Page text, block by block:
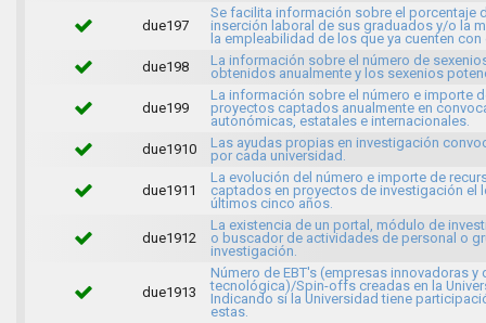
due197
Se facilita información sobre el porcentaje
inserción laboral de sus graduados y/o la
la empleabilidad de los que ya cuenten con
due198
La información sobre el número de
obtenidos anualmente y los sexenios
due199
La información sobre el número e importe
proyectos captados anualmente en
autonómicas, estatales e internacionales.
due1910
Las ayudas propias en investigación
por cada universidad.
due1911
La evolución del número e importe de
captados en proyectos de investigación el
últimos cinco años.
due1912
La existencia de un portal, módulo de
o buscador de actividades de personal o
investigación.
due1913
Número de EBT's (empresas innovadoras y
tecnológica)/Spin-offs creadas en la
Indicando si la Universidad tiene
estas.